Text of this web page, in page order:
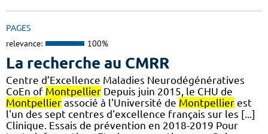
PAGES
relevance: 100%
La recherche au CMRR
Centre d’Excellence Maladies Neurodégénératives
CoEn of Montpellier Depuis juin 2015, le CHU de
Montpellier associé à l'Université de Montpellier est
l'un des sept centres d'excellence français sur les [...]
Clinique. Essais de prévention en 2018-2019 Pour